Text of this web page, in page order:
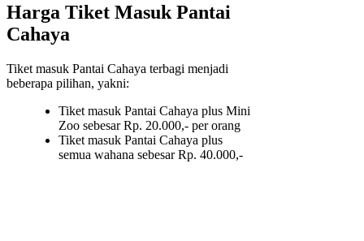
Harga Tiket Masuk Pantai
Cahaya
Tiket masuk Pantai Cahaya terbagi menjadi
beberapa pilihan, yakni:
Tiket masuk Pantai Cahaya plus Mini
Zoo sebesar Rp. 20.000,- per orang
Tiket masuk Pantai Cahaya plus
semua wahana sebesar Rp. 40.000,-